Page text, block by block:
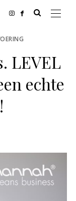
LEVEL
echte